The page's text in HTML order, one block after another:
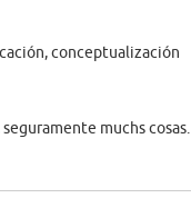
conceptualización
muchs cosas.